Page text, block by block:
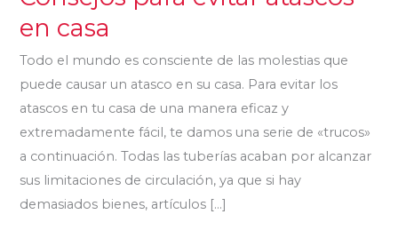
en casa
Todo el mundo es consciente de las molestias que
puede causar un atasco en su casa. Para evitar los
atascos en tu casa de una manera eficaz y
extremadamente fácil, te damos una serie de «trucos»
a continuación. Todas las tuberías acaban por alcanzar
sus limitaciones de circulación, ya que si hay
demasiados bienes, artículos […]
evitar
atascos
en
casa